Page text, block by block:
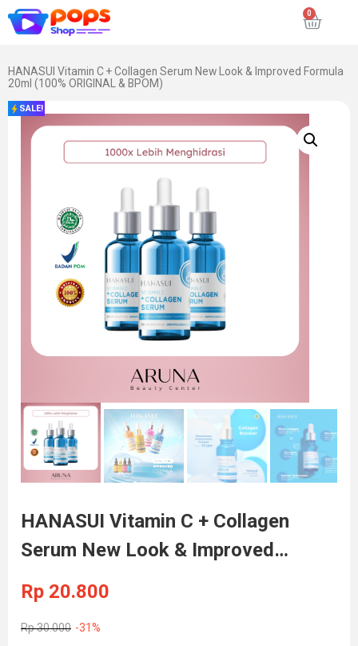
HANASUI Vitamin C + Collagen Serum New Look & Improved Formula
20ml (100% ORIGINAL & BPOM)
SALE!
HANASUI Vitamin C + Collagen
Serum New Look & Improved
Formula 20ml (100% ORIGINAL &
BPOM)
Rp 20.800
Rp30.000 -31%